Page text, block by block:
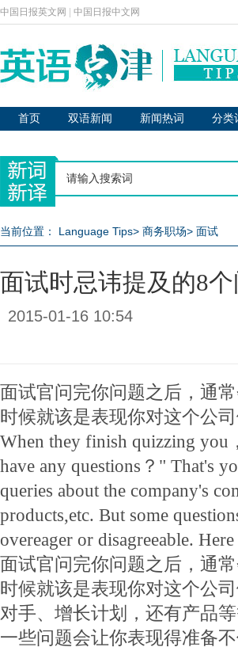
中国日报英文网 中国日报中文网
首页 双语新闻 新闻热词 分类
当前位置： Language Tips> 商务职场> 面试
面试时忌讳提及的8
2015-01-16 10:54
面试官问完你问题之后，通
时候就该是表现你对这个公
When they finish quizzing you
have any questions？" That's
queries about the company's
products,etc. But some
overeager or disagreeable.
面试官问完你问题之后，通
时候就该是表现你对这个公
对手、增长计划，还有产品
一些问题会让你表现得准备